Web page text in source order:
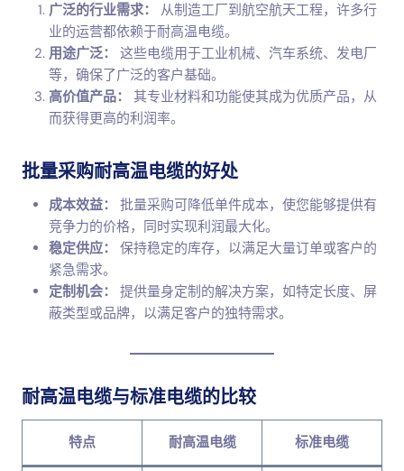
广泛的行业需求：
从制造工厂到航空航天工程，许多行
业的运营都依赖于耐高温电缆。
用途广泛：
这些电缆用于工业机械、汽车系统、发电厂
等，确保了广泛的客户基础。
高价值产品：
其专业材料和功能使其成为优质产品，从
而获得更高的利润率。
批量采购耐高温电缆的好处
成本效益：
批量采购可降低单件成本，使您能够提供有
竞争力的价格，同时实现利润最大化。
稳定供应：
保持稳定的库存，以满足大量订单或客户的
紧急需求。
定制机会：
提供量身定制的解决方案，如特定长度、屏
蔽类型或品牌，以满足客户的独特需求。
耐高温电缆与标准电缆的比较
特点 耐高温电缆 标准电缆